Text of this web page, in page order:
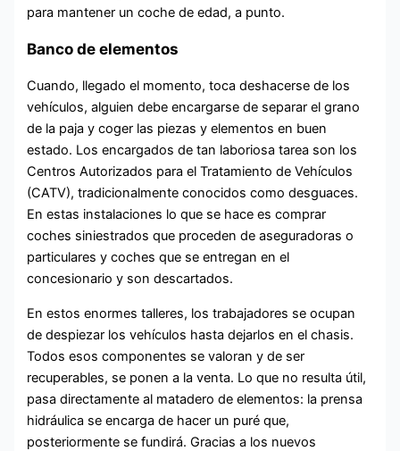
para mantener un coche de edad, a punto.
Banco de elementos
Cuando, llegado el momento, toca deshacerse de los
vehículos, alguien debe encargarse de separar el grano
de la paja y coger las piezas y elementos en buen
estado. Los encargados de tan laboriosa tarea son los
Centros Autorizados para el Tratamiento de Vehículos
(CATV), tradicionalmente conocidos como desguaces.
En estas instalaciones lo que se hace es comprar
coches siniestrados que proceden de aseguradoras o
particulares y coches que se entregan en el
concesionario y son descartados.
En estos enormes talleres, los trabajadores se ocupan
de despiezar los vehículos hasta dejarlos en el chasis.
Todos esos componentes se valoran y de ser
recuperables, se ponen a la venta. Lo que no resulta útil,
pasa directamente al matadero de elementos: la prensa
hidráulica se encarga de hacer un puré que,
posteriormente se fundirá. Gracias a los nuevos